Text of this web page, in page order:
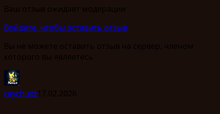
Ваш отзыв ожидает модерации
Войдите, чтобы оставить отзыв
Вы не можете оставить отзыв на сервер, членом
которого вы являетесь
raychuxz17.02.2026